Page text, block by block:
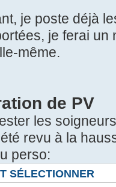
je poste déjà
je ferai
même.
de PV
les
revu à la
perso:
SÉLECTIONNER